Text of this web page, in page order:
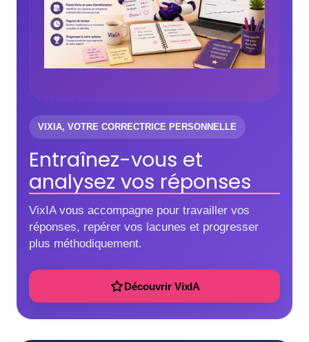
VIXIA, VOTRE CORRECTRICE PERSONNELLE
Entraînez-vous et
analysez vos réponses
VixIA vous accompagne pour travailler vos
réponses, repérer vos lacunes et progresser
plus méthodiquement.
Découvrir VixIA